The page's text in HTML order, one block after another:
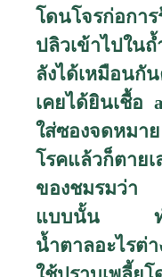
โดนโจรก่อกา
ปลิวเข้าไปใน
ลังได้เหมือนกั
เคยได้ยินเชื้อ
ใส่ซองจดหมา
โรคแล้วก็ตายเ
ของชมรมว่า
แบบนั้น ทำใ
น้ำตาลอะไรต่